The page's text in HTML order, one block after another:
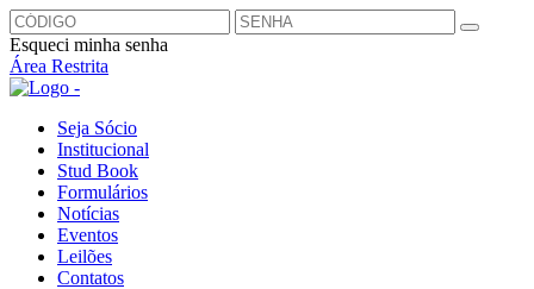
Esqueci minha senha
Área Restrita
Seja Sócio
Institucional
Stud Book
Formulários
Notícias
Eventos
Leilões
Contatos